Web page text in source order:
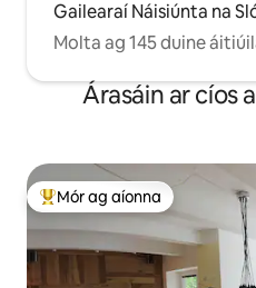
Gailearaí Náisiúnta na
Molta ag 145 duine
Árasáin ar cíos
An-mhór ag aíonna
Mór ag aíonna